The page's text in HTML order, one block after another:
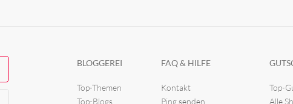
BLOGGEREI
Top-Themen
Top-Blogs
FAQ & HILFE
Kontakt
Ping senden
Top-
Alle